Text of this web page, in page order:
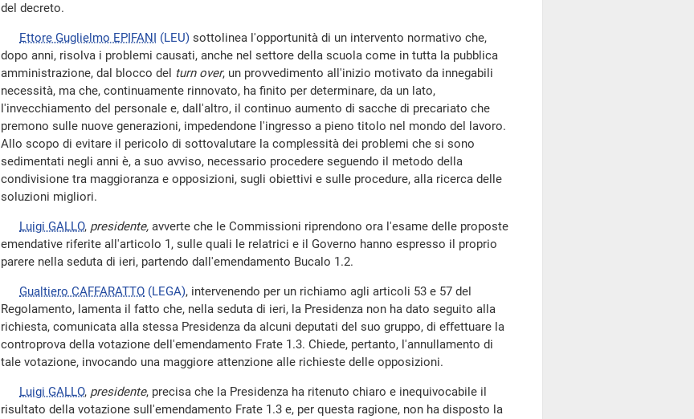
del decreto.
Ettore Guglielmo EPIFANI (LEU) sottolinea l'opportunità di un intervento normativo che,
dopo anni, risolva i problemi causati, anche nel settore della scuola come in tutta la pubblica
amministrazione, dal blocco del turn over, un provvedimento all'inizio motivato da innegabili
necessità, ma che, continuamente rinnovato, ha finito per determinare, da un lato,
l'invecchiamento del personale e, dall'altro, il continuo aumento di sacche di precariato che
premono sulle nuove generazioni, impedendone l'ingresso a pieno titolo nel mondo del lavoro.
Allo scopo di evitare il pericolo di sottovalutare la complessità dei problemi che si sono
sedimentati negli anni è, a suo avviso, necessario procedere seguendo il metodo della
condivisione tra maggioranza e opposizioni, sugli obiettivi e sulle procedure, alla ricerca delle
soluzioni migliori.
Luigi GALLO, presidente, avverte che le Commissioni riprendono ora l'esame delle proposte
emendative riferite all'articolo 1, sulle quali le relatrici e il Governo hanno espresso il proprio
parere nella seduta di ieri, partendo dall'emendamento Bucalo 1.2.
Gualtiero CAFFARATTO (LEGA), intervenendo per un richiamo agli articoli 53 e 57 del
Regolamento, lamenta il fatto che, nella seduta di ieri, la Presidenza non ha dato seguito alla
richiesta, comunicata alla stessa Presidenza da alcuni deputati del suo gruppo, di effettuare la
controprova della votazione dell'emendamento Frate 1.3. Chiede, pertanto, l'annullamento di
tale votazione, invocando una maggiore attenzione alle richieste delle opposizioni.
Luigi GALLO, presidente, precisa che la Presidenza ha ritenuto chiaro e inequivocabile il
risultato della votazione sull'emendamento Frate 1.3 e, per questa ragione, non ha disposto la